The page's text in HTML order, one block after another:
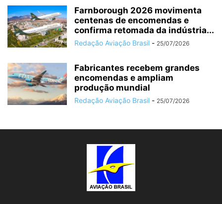
Farnborough 2026 movimenta
centenas de encomendas e
confirma retomada da indústria...
Redação Aviação Brasil - 25/07/2026
Fabricantes recebem grandes
encomendas e ampliam
produção mundial
Redação Aviação Brasil - 25/07/2026